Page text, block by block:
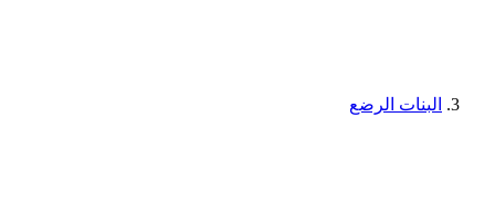
البنات الرضع